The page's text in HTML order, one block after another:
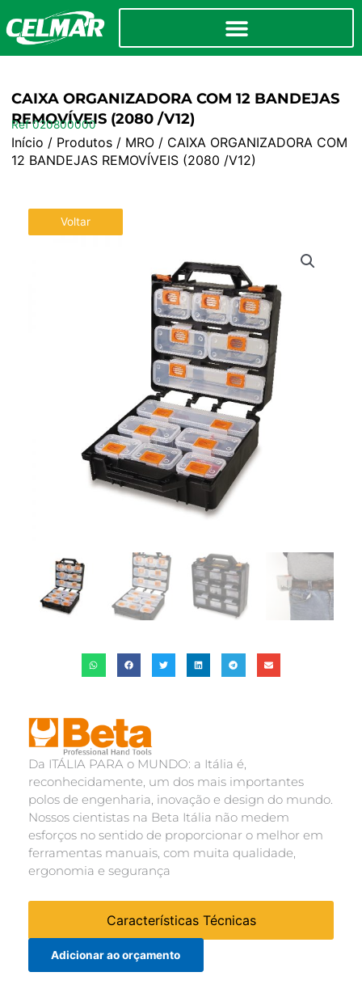
CAIXA ORGANIZADORA COM 12 BANDEJAS
REMOVÍVEIS (2080 /V12)
Ref 020800000
Início / Produtos/ MRO/ CAIXA ORGANIZADORA COM
12 BANDEJAS REMOVÍVEIS (2080 /V12)
Voltar
Da ITÁLIA PARA o MUNDO: a Itália é,
reconhecidamente, um dos mais importantes
polos de engenharia, inovação e design do mundo.
Nossos cientistas na Beta Itália não medem
esforços no sentido de proporcionar o melhor em
ferramentas manuais, com muita qualidade,
ergonomia e segurança
Características Técnicas
Adicionar ao orçamento